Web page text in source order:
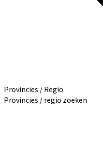
Provincies / Regio
Provincies / regio zoeken